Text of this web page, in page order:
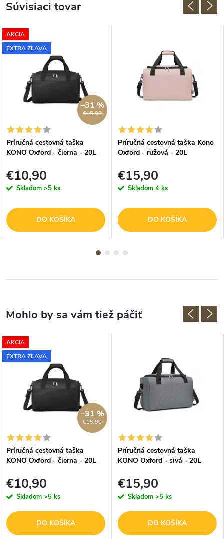
Súvisiaci tovar
AKCIA
EXTRA ZĽAVA
€15,90
–31 %
Príručná cestovná taška
KONO Oxford - čierna - 20L
€10,90
Skladom >5 ks
DO KOŠÍKA
Príručná cestovná taška Kono
Oxford - ružová - 20L
€15,90
Skladom 4 ks
DO KOŠÍKA
AKCIA
EXTRA ZĽAVA
€15,90
–31 %
Príručná cestovná taška
KONO Oxford - čierna - 20L
€10,90
Skladom >5 ks
DO KOŠÍKA
Príručná cestovná taška
KONO Oxford - sivá - 20L
€15,90
Skladom >5 ks
DO KOŠÍKA